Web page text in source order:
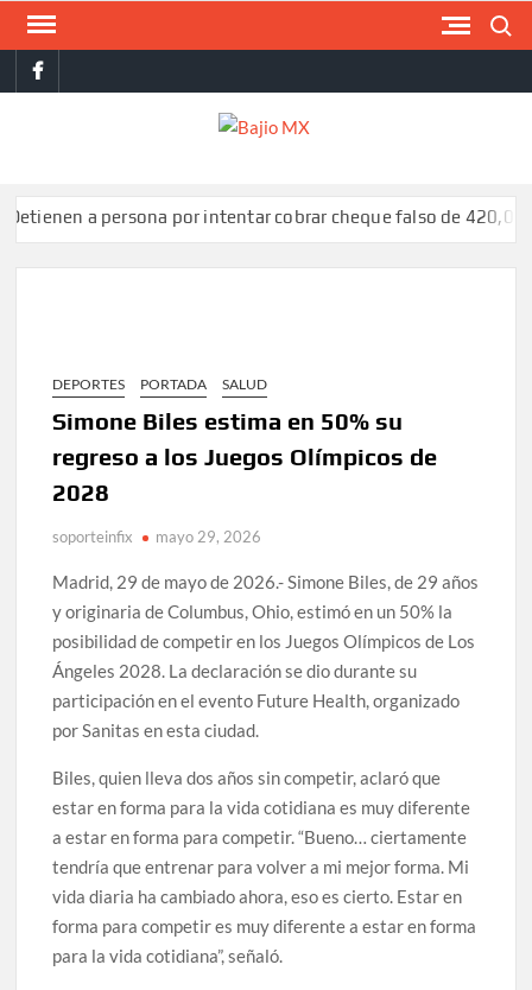
Saltar
contenidofacebook
a persona por intentar cobrar cheque falso de 420,000 pesos
DEPORTES PORTADA SALUD
Simone Biles estima en 50% su
regreso a los Juegos Olímpicos de
2028
soporteinfix mayo 29, 2026
Madrid, 29 de mayo de 2026.- Simone Biles, de 29 años
y originaria de Columbus, Ohio, estimó en un 50% la
posibilidad de competir en los Juegos Olímpicos de Los
Ángeles 2028. La declaración se dio durante su
participación en el evento Future Health, organizado
por Sanitas en esta ciudad.
Biles, quien lleva dos años sin competir, aclaró que
estar en forma para la vida cotidiana es muy diferente
a estar en forma para competir. “Bueno… ciertamente
tendría que entrenar para volver a mi mejor forma. Mi
vida diaria ha cambiado ahora, eso es cierto. Estar en
forma para competir es muy diferente a estar en forma
para la vida cotidiana”, señaló.